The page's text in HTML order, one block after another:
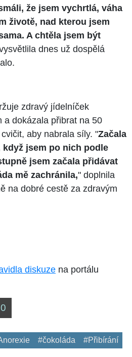
že jsem vychrtlá, váha
životě, nad kterou jsem
A chtěla jsem být
dnes už dospělá
zdravý jídelníček
a dokázala přibrat na 50
aby nabrala síly. "Začala
jsem po nich podle
jsem začala přidávat
mě zachránila," doplnila
na dobré cestě za zdravým
diskuze na portálu
0
#čokoláda #Přibírání